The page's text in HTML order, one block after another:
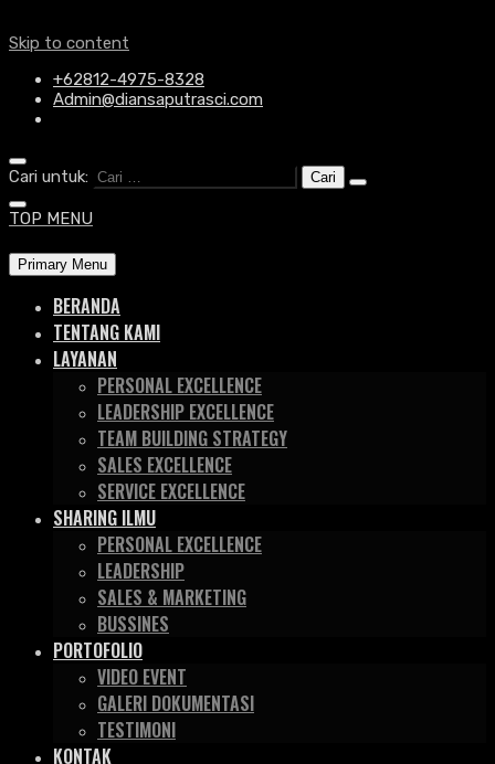
Skip to content
+62812-4975-8328
Admin@diansaputrasci.com
Cari untuk:
TOP MENU
Primary Menu
BERANDA
TENTANG KAMI
LAYANAN
PERSONAL EXCELLENCE
LEADERSHIP EXCELLENCE
TEAM BUILDING STRATEGY
SALES EXCELLENCE
SERVICE EXCELLENCE
SHARING ILMU
PERSONAL EXCELLENCE
LEADERSHIP
SALES & MARKETING
BUSSINES
PORTOFOLIO
VIDEO EVENT
GALERI DOKUMENTASI
TESTIMONI
KONTAK